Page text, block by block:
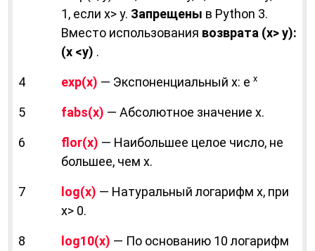
1, если х> у. Запрещены в Python 3.
Вместо использования возврата (х> у):
(х <у) .
4 ехр(х) — Экспоненциальный х: е х
5 fabs(х) — Абсолютное значение х.
6 flor(х) — Наибольшее целое число, не
большее, чем х.
7 log(х) — Натуральный логарифм х, при
х> 0.
8 log10(х) — По основанию 10 логарифм